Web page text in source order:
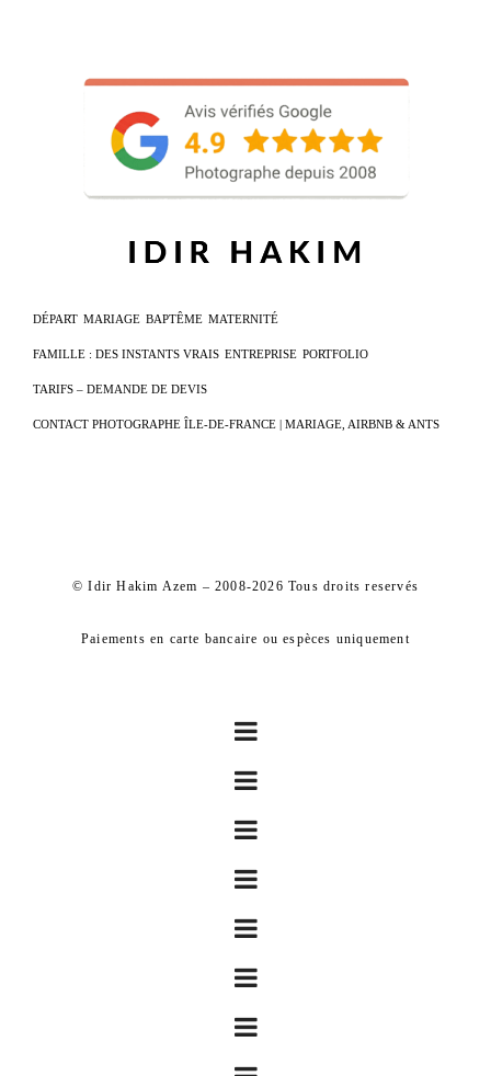
DÉPART MARIAGE BAPTÊME MATERNITÉ
FAMILLE : DES INSTANTS VRAIS ENTREPRISE PORTFOLIO
TARIFS – DEMANDE DE DEVIS
CONTACT PHOTOGRAPHE ÎLE-DE-FRANCE | MARIAGE, AIRBNB & ANTS
© Idir Hakim Azem – 2008-2026 Tous droits reservés
Paiements en carte bancaire ou espèces uniquement